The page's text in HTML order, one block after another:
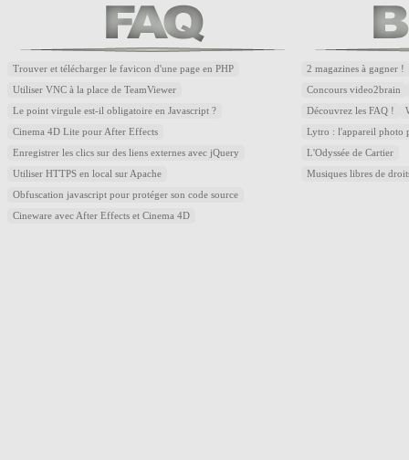
Trouver et télécharger le favicon d'une page en PHP
Utiliser VNC à la place de TeamViewer
Le point virgule est-il obligatoire en Javascript ?
Cinema 4D Lite pour After Effects
Enregistrer les clics sur des liens externes avec jQuery
Utiliser HTTPS en local sur Apache
Obfuscation javascript pour protéger son code source
Cineware avec After Effects et Cinema 4D
2 magazines à gagner !
Concours video2brain
Découvrez les FAQ !
Lytro : l'appareil photo
L'Odyssée de Cartier
Musiques libres de